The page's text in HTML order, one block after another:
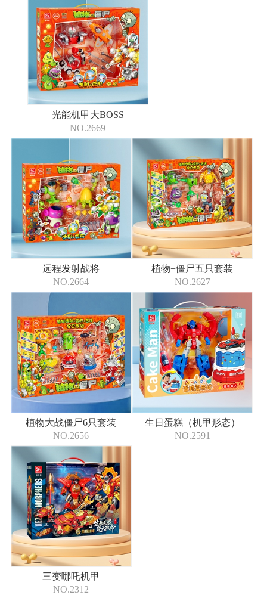
光能机甲大BOSS
NO.2669
远程发射战将
NO.2664
植物+僵尸五只套装
NO.2627
植物大战僵尸6只套装
NO.2656
生日蛋糕（机甲形态）
NO.2591
三变哪吒机甲
NO.2312